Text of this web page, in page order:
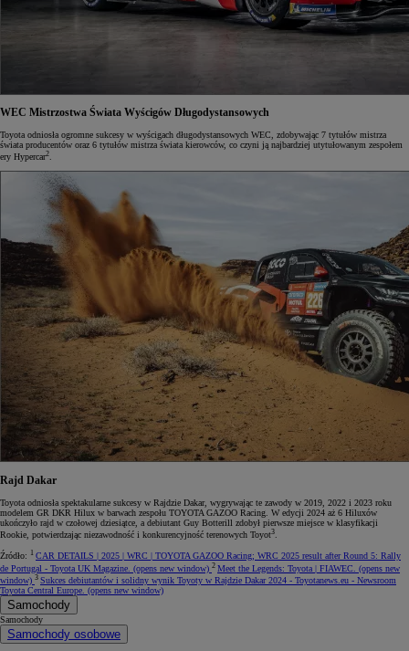
WEC Mistrzostwa Świata Wyścigów Długodystansowych
Toyota odniosła ogromne sukcesy w wyścigach długodystansowych WEC, zdobywając 7 tytułów mistrza
świata producentów oraz 6 tytułów mistrza świata kierowców, co czyni ją najbardziej utytułowanym zespołem
ery Hypercar2.
Rajd Dakar
Toyota odniosła spektakularne sukcesy w Rajdzie Dakar, wygrywając te zawody w 2019, 2022 i 2023 roku
modelem GR DKR Hilux w barwach zespołu TOYOTA GAZOO Racing. W edycji 2024 aż 6 Hiluxów
ukończyło rajd w czołowej dziesiątce, a debiutant Guy Botterill zdobył pierwsze miejsce w klasyfikacji
Rookie, potwierdzając niezawodność i konkurencyjność terenowych Toyot3
Źródło: 1 CAR DETAILS | 2025 | WRC | TOYOTA GAZOO Racing; WRC 2025 result after Round 5: Rally
de Portugal - Toyota UK Magazine. (opens new window) 2 Meet the Legends: Toyota | FIAWEC. (opens new
window) 3 Sukces debiutantów i solidny wynik Toyoty w Rajdzie Dakar 2024 - Toyotanews.eu - Newsroom
Toyota Central Europe. (opens new window)
Samochody
Samochody
Samochody osobowe